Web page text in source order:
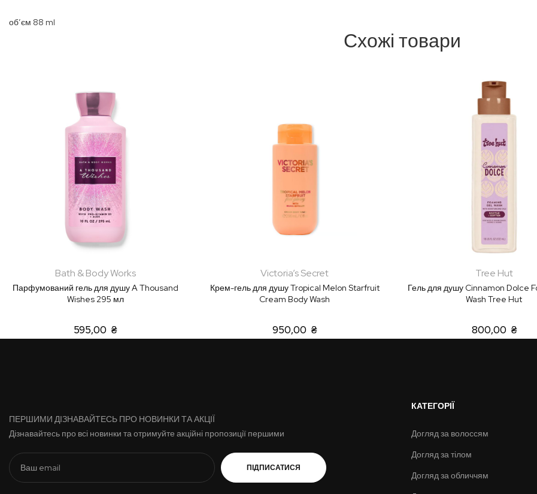
обʼєм 88 ml
Схожі товари
Bath & Body Works
Парфумований гель для душу A Thousand
Wishes 295 мл
595,00 ₴
Victoria’s Secret
Крем-гель для душу Tropical Melon Starfruit
Cream Body Wash
950,00 ₴
Tree Hut
Гель для душу Cinnamon Dolce
Wash Tree Hut
800,00 ₴
ПЕРШИМИ ДІЗНАВАЙТЕСЬ ПРО НОВИНКИ ТА АКЦІЇ
Дізнавайтесь про всі новинки та отримуйте акційні пропозиції першими
ПІДПИСАТИСЯ
КАТЕГОРІЇ
Догляд за волоссям
Догляд за тілом
Догляд за обличчям